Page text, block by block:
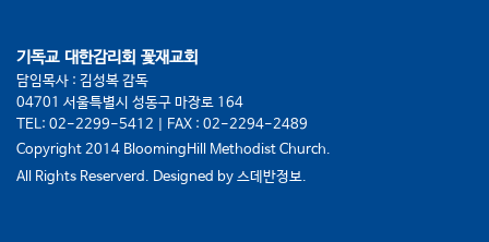
기독교 대한감리회 꽃재교회
담임목사 : 김성복 감독
04701 서울특별시 성동구 마장로 164
TEL: 02-2299-5412 | FAX : 02-2294-2489
Copyright 2014 BloomingHill Methodist Church.
All Rights Reserverd. Designed by 스데반정보.